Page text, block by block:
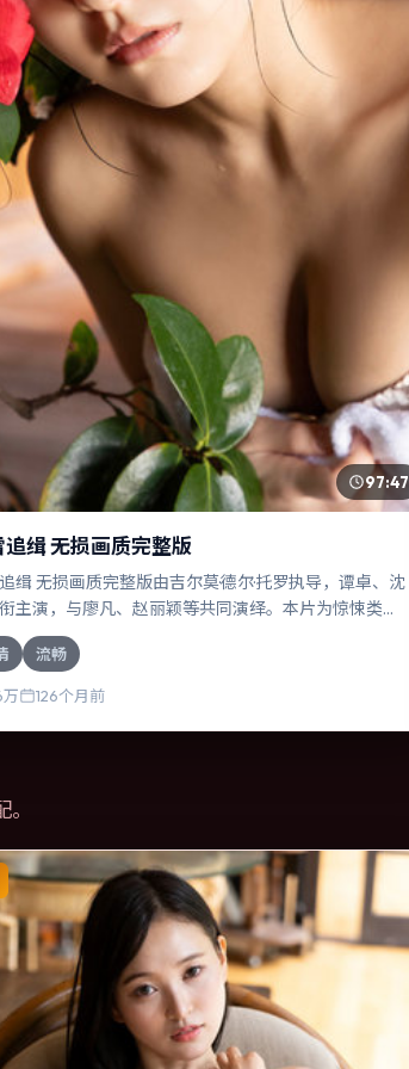
97:47
追缉 无损画质完整版
缉 无损画质完整版由吉尔莫·德尔·托罗执导，谭卓、沈
主演，与廖凡、赵丽颖等共同演绎。本片为惊悚类
要班底与取景来自俄罗斯。两代人的隔阂在故乡小城
缝合。影片整体气质温暖，节奏紧凑，人物动机清
合喜欢强情节与细腻表演的观众。
流畅
万 126个月前